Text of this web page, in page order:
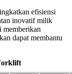
efisiensi
inovatif milik
memberikan
dapat membantu